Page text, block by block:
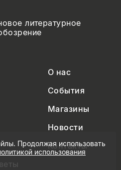
литературное
О нас
События
Магазины
Новости
Контакты
Продолжая использовать
использования